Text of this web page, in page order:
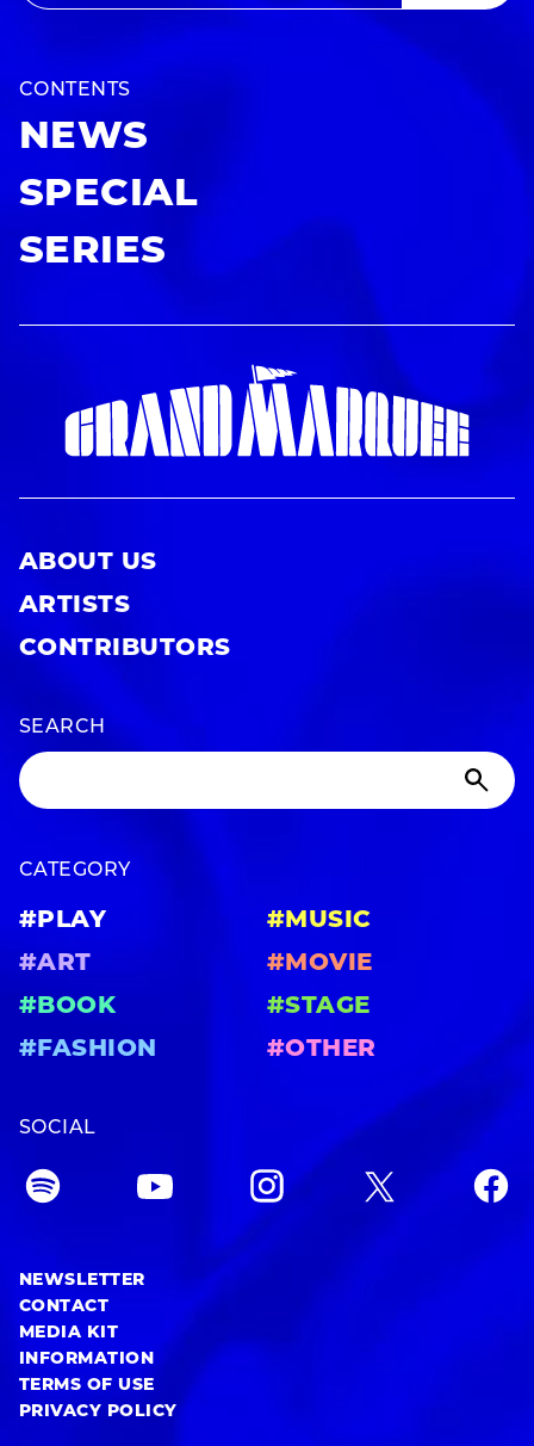
CONTENTS
NEWS
SPECIAL
SERIES
ABOUT US
ARTISTS
CONTRIBUTORS
SEARCH
CATEGORY
#PLAY
#MUSIC
#ART
#MOVIE
#BOOK
#STAGE
#FASHION
#OTHER
SOCIAL
NEWSLETTER
CONTACT
MEDIA KIT
INFORMATION
TERMS OF USE
PRIVACY POLICY